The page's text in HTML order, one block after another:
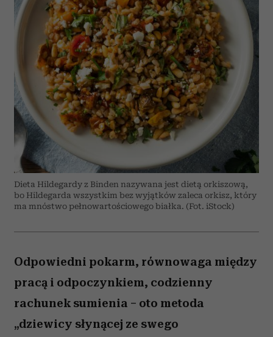
Dieta Hildegardy z Binden nazywana jest dietą orkiszową,
bo Hildegarda wszystkim bez wyjątków zaleca orkisz, który
ma mnóstwo pełnowartościowego białka. (Fot. iStock)
Odpowiedni pokarm, równowaga między
pracą i odpoczynkiem, codzienny
rachunek sumienia – oto metoda
„dziewicy słynącej ze swego